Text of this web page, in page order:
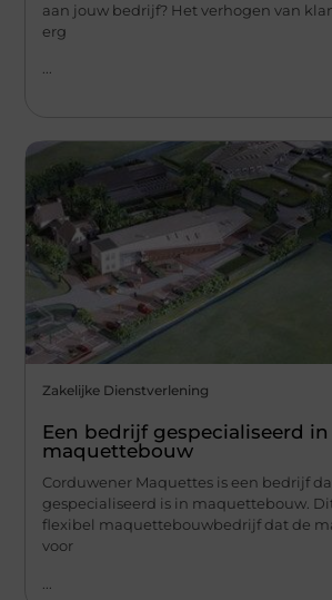
aan jouw bedrijf? Het verhogen van
erg
...
Zakelijke Dienstverlening
Een bedrijf gespecialiseerd in
maquettebouw
Corduwener Maquettes is een bedrijf
gespecialiseerd is in maquettebouw.
flexibel maquettebouwbedrijf dat de
voor